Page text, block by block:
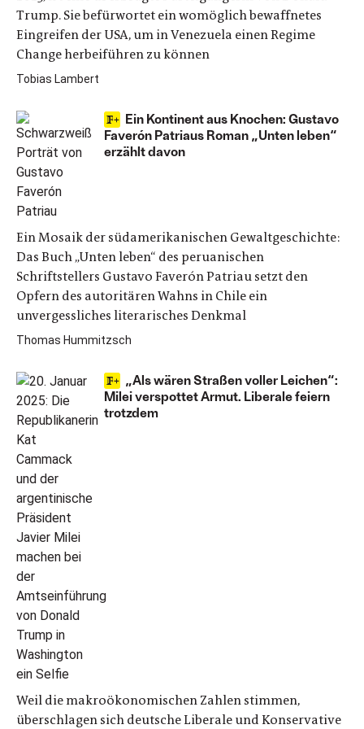
Trump. Sie befürwortet ein womöglich bewaffnetes
Eingreifen der USA, um in Venezuela einen Regime
Change herbeiführen zu können
Tobias Lambert
Ein Kontinent aus Knochen: Gustavo
Faverón Patriaus Roman „Unten leben“
erzählt davon
Ein Mosaik der südamerikanischen Gewaltgeschichte:
Das Buch „Unten leben“ des peruanischen
Schriftstellers Gustavo Faverón Patriau setzt den
Opfern des autoritären Wahns in Chile ein
unvergessliches literarisches Denkmal
Thomas Hummitzsch
„Als wären Straßen voller Leichen“:
Milei verspottet Armut. Liberale feiern
trotzdem
Weil die makroökonomischen Zahlen stimmen,
überschlagen sich deutsche Liberale und Konservative